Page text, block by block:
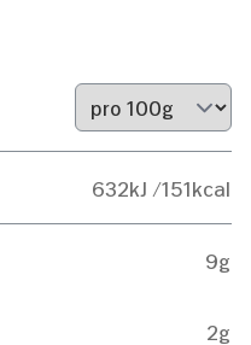
632kJ /151kcal
9g
2g